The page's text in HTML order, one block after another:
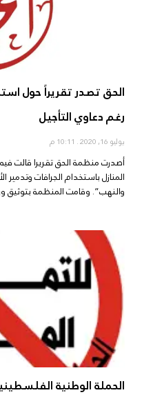
الحق تصدر تقريراً حول
رغم دعاوي التأجيل
يوليو 16, 2020
أصدرت منظمة الحق تقريرا قالت
المنازل باستخدام الجرافات وتدمير
والنهب”. وقامت المنظمة بتوثيق
الحملة الوطنية